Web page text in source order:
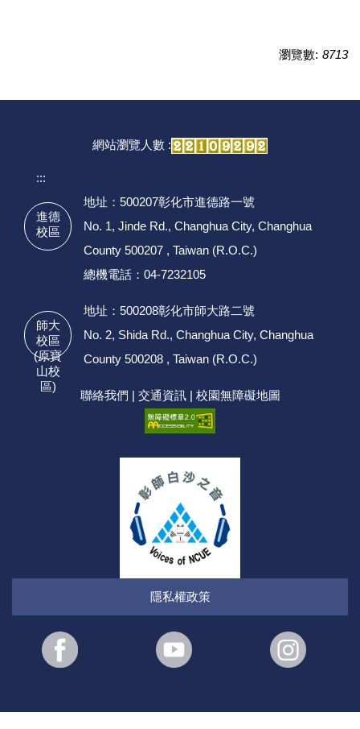
瀏覽數: 8713
網站瀏覽人數 :
:::
進德
校區
地址：500207彰化市進德路一號
No. 1, Jinde Rd., Changhua City, Changhua
County 500207 , Taiwan (R.O.C.)
總機電話：04-7232105
師大
校區
(原寶
山校
區)
地址：500208彰化市師大路二號
No. 2, Shida Rd., Changhua City, Changhua
County 500208 , Taiwan (R.O.C.)
聯絡我們 | 交通資訊| 校園無障礙地圖
隱私權政策